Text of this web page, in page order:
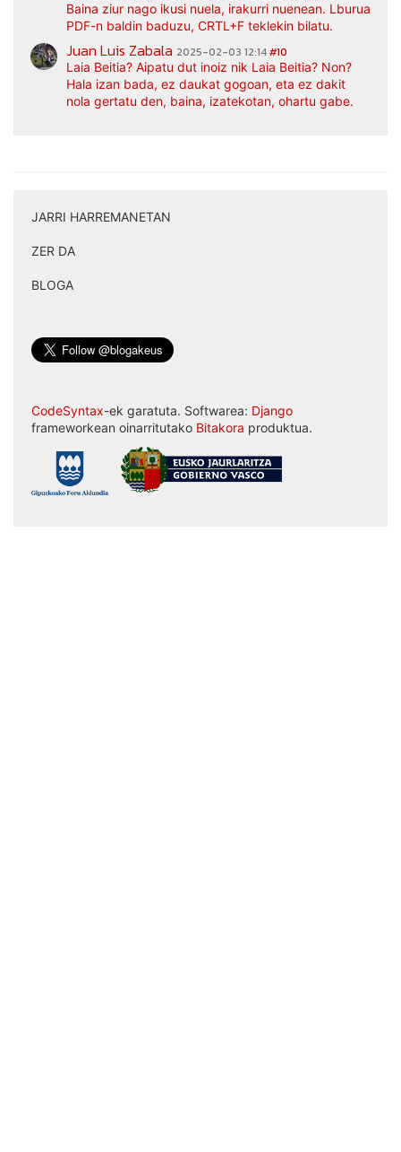
Baina ziur nago ikusi nuela, irakurri nuenean. Lburua
PDF-n baldin baduzu, CRTL+F teklekin bilatu.
Juan Luis Zabala 2025-02-03 12:14#10
Laia Beitia? Aipatu dut inoiz nik Laia Beitia? Non?
Hala izan bada, ez daukat gogoan, eta ez dakit
nola gertatu den, baina, izatekotan, ohartu gabe.
JARRI HARREMANETAN
ZER DA
BLOGA
CodeSyntax-ek garatuta. Softwarea: Django
frameworkean oinarritutako Bitakora produktua.